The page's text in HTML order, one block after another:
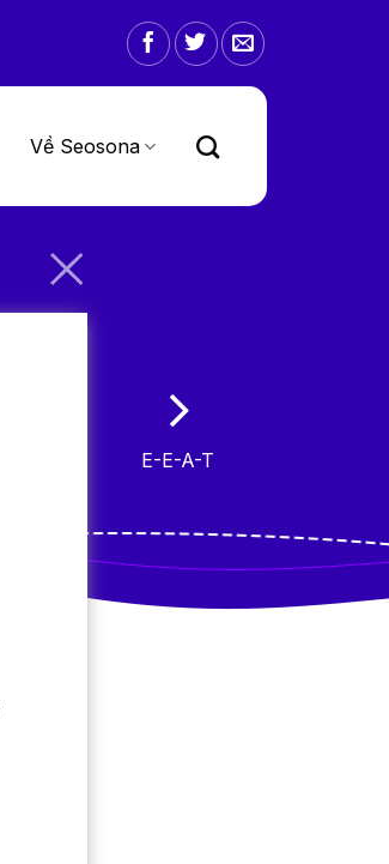
Về Seosona
E-E-A-T